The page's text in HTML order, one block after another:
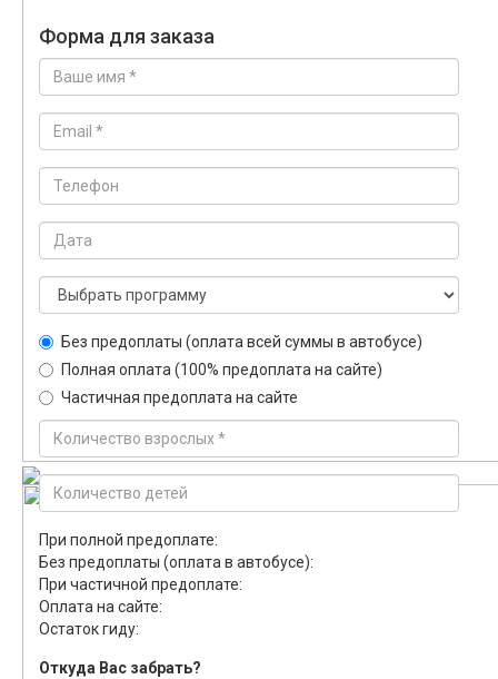
Форма для заказа
Без предоплаты (оплата всей суммы в автобусе)
Полная оплата (100% предоплата на сайте)
Частичная предоплата на сайте
При полной предоплате:
Без предоплаты (оплата в автобусе):
При частичной предоплате:
Оплата на сайте:
Остаток гиду:
Откуда Вас забрать?